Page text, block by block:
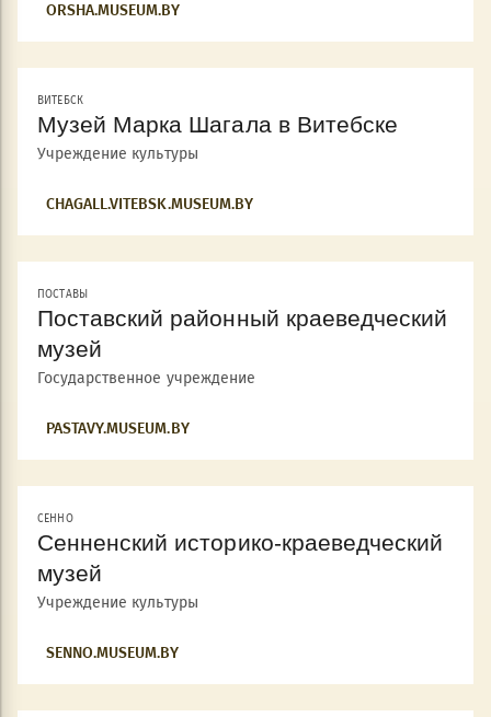
ORSHA.MUSEUM.BY
ВИТЕБСК
Музей Марка Шагала в Витебске
Учреждение культуры
CHAGALL.VITEBSK.MUSEUM.BY
ПОСТАВЫ
Поставский районный краеведческий
музей
Государственное учреждение
PASTAVY.MUSEUM.BY
СЕННО
Сенненский историко-краеведческий
музей
Учреждение культуры
SENNO.MUSEUM.BY